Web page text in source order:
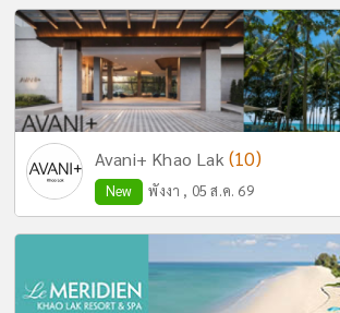
Avani+ Khao Lak (10)
New พังงา , 05 ส.ค. 69